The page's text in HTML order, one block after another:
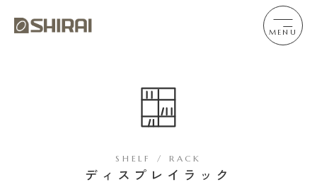
MENU
SHELF / RACK
ディスプレイラック